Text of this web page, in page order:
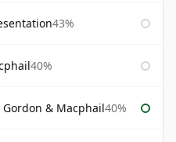
43%
40%
& Macphail40%